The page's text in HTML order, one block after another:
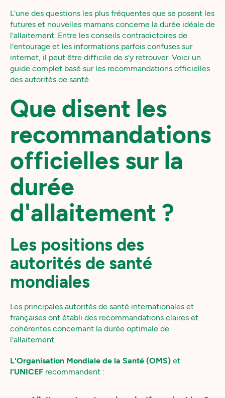
L'une des questions les plus fréquentes que se posent les
futures et nouvelles mamans concerne la durée idéale de
l'allaitement. Entre les conseils contradictoires de
l'entourage et les informations parfois confuses sur
internet, il peut être difficile de s'y retrouver. Voici un
guide complet basé sur les recommandations officielles
des autorités de santé.
Que disent les
recommandations
officielles sur la
durée
d'allaitement ?
Les positions des
autorités de santé
mondiales
Les principales autorités de santé internationales et
françaises ont établi des recommandations claires et
cohérentes concernant la durée optimale de
l'allaitement.
L'Organisation Mondiale de la Santé (OMS) et
l'UNICEF recommandent :